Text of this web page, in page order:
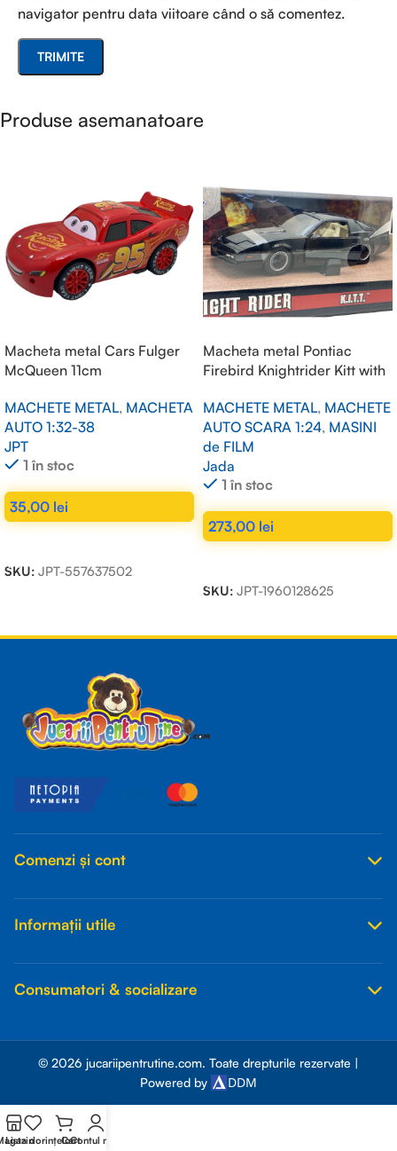
navigator pentru data viitoare când o să comentez.
Produse asemanatoare
Macheta metal Cars Fulger
McQueen 11cm
MACHETE METAL, MACHETA
AUTO 1:32-38
JPT
1 în stoc
35,00 lei
SKU: JPT-557637502
Macheta metal Pontiac
Firebird Knightrider Kitt with
hood, black 1/24
MACHETE METAL, MACHETE
AUTO SCARA 1:24, MASINI
de FILM
Jada
1 în stoc
273,00 lei
SKU: JPT-1960128625
Comenzi și cont
Informații utile
Consumatori & socializare
© 2026 jucariipentrutine.com. Toate drepturile rezervate |
Powered by
DDM
Lista dorințelor
CartContul meu